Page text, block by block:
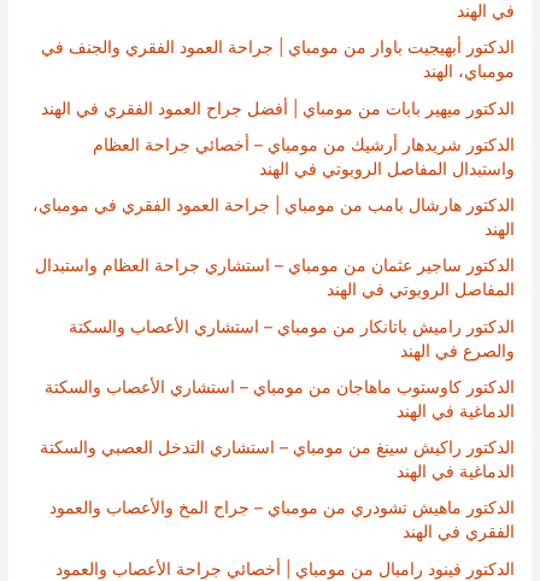
في الهند
الدكتور أبهيجيت باوار من مومباي | جراحة العمود الفقري والجنف في
مومباي، الهند
الدكتور ميهير بابات من مومباي | أفضل جراح العمود الفقري في الهند
الدكتور شريدهار أرشيك من مومباي – أخصائي جراحة العظام
واستبدال المفاصل الروبوتي في الهند
الدكتور هارشال بامب من مومباي | جراحة العمود الفقري في مومباي،
الهند
الدكتور ساجير عثمان من مومباي – استشاري جراحة العظام واستبدال
المفاصل الروبوتي في الهند
الدكتور راميش باتانكار من مومباي – استشاري الأعصاب والسكتة
والصرع في الهند
الدكتور كاوستوب ماهاجان من مومباي – استشاري الأعصاب والسكتة
الدماغية في الهند
الدكتور راكيش سينغ من مومباي – استشاري التدخل العصبي والسكتة
الدماغية في الهند
الدكتور ماهيش تشودري من مومباي – جراح المخ والأعصاب والعمود
الفقري في الهند
الدكتور فينود رامبال من مومباي | أخصائي جراحة الأعصاب والعمود